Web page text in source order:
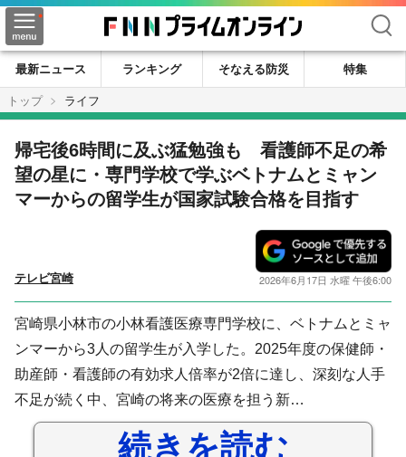
検索
最新ニュース ランキング そなえる防災
特集
トップ
ライフ
帰宅後6時間に及ぶ猛勉強も 看護師不足の希
望の星に・専門学校で学ぶベトナムとミャン
マーからの留学生が国家試験合格を目指す
テレビ宮崎 2026年6月17日 水曜 午後6:00
宮崎県小林市の小林看護医療専門学校に、ベトナムとミャ
ンマーから3人の留学生が入学した。2025年度の保健師・
助産師・看護師の有効求人倍率が2倍に達し、深刻な人手
不足が続く中、宮崎の将来の医療を担う新…
続きを読む